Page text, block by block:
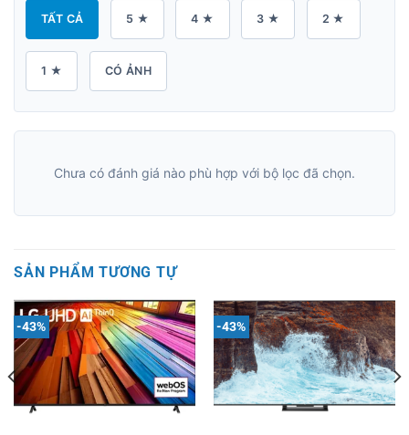
TẤT CẢ 5 ★ 4 ★ 3 ★ 2 ★
1 ★ CÓ ẢNH
Chưa có đánh giá nào phù hợp với bộ lọc đã chọn.
SẢN PHẨM TƯƠNG TỰ
-43% -43%